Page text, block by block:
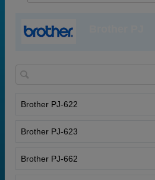
Brother PJ-622
Brother PJ-623
Brother PJ-662